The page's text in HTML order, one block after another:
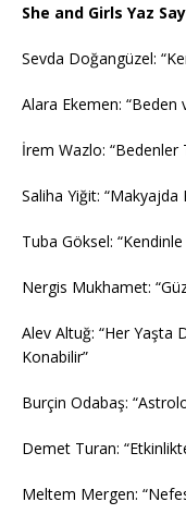
She and Girls Yaz
Sevda Doğangüzel:
Alara Ekemen: “Beden
İrem Wazlo: “Bedenler
Saliha Yiğit: “Makyajda
Tuba Göksel: “Kendinle
Nergis Mukhamet:
Alev Altuğ: “Her Yaşta
Konabilir”
Burçin Odabaş:
Demet Turan:
Meltem Mergen: